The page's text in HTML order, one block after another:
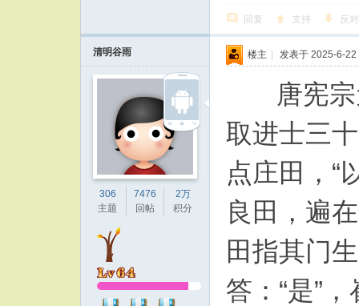
回复 支持 反对
清明谷雨
306
主题
7476
回帖
2万
积分
楼主 | 发表于 2025-6-
唐宪宗
取进士三
点庄田，“
良田，遍
田指其门
答：“是”